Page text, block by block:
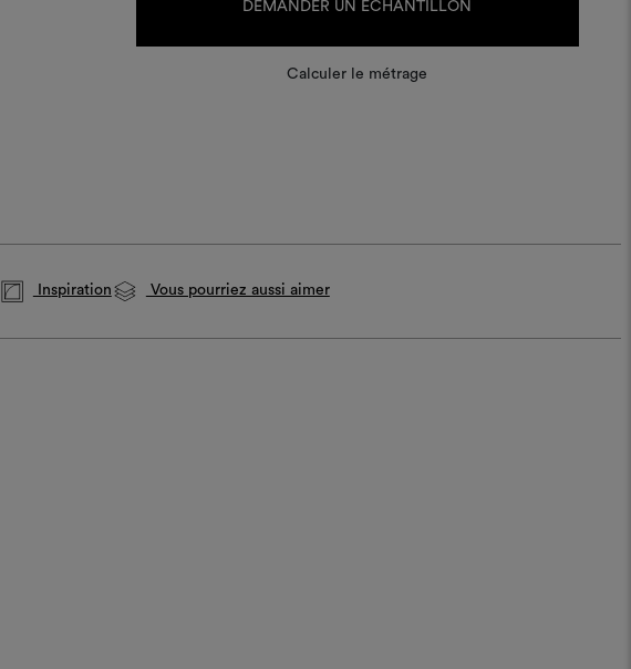
DEMANDER UN ÉCHANTILLON
Calculer le métrage
Inspiration Vous pourriez aussi aimer